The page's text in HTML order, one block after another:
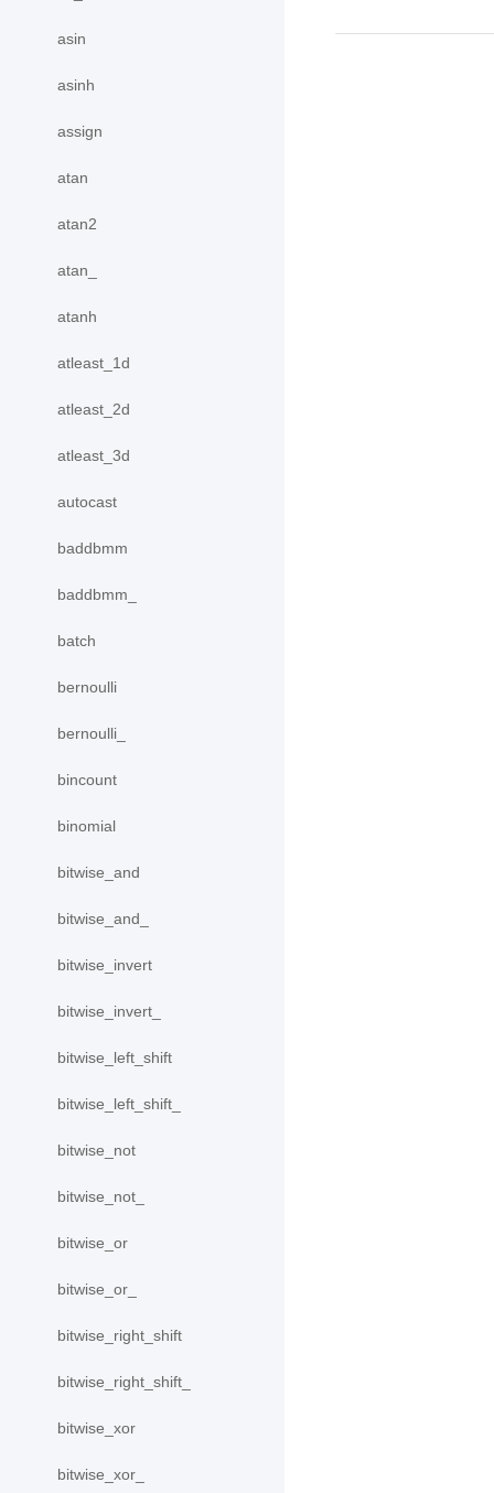
asin
asinh
assign
atan
atan2
atan_
atanh
atleast_1d
atleast_2d
atleast_3d
autocast
baddbmm
baddbmm_
batch
bernoulli
bernoulli_
bincount
binomial
bitwise_and
bitwise_and_
bitwise_invert
bitwise_invert_
bitwise_left_shift
bitwise_left_shift_
bitwise_not
bitwise_not_
bitwise_or
bitwise_or_
bitwise_right_shift
bitwise_right_shift_
bitwise_xor
bitwise_xor_